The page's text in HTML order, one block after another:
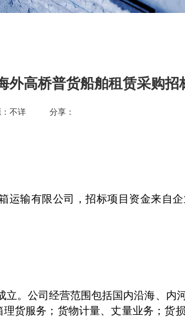
外高桥普货船舶租赁采购招
不详 分享：
运输有限公司，招标项目资金来自
。公司经营范围包括国内沿海、内
货服务；货物计量、丈量业务；货